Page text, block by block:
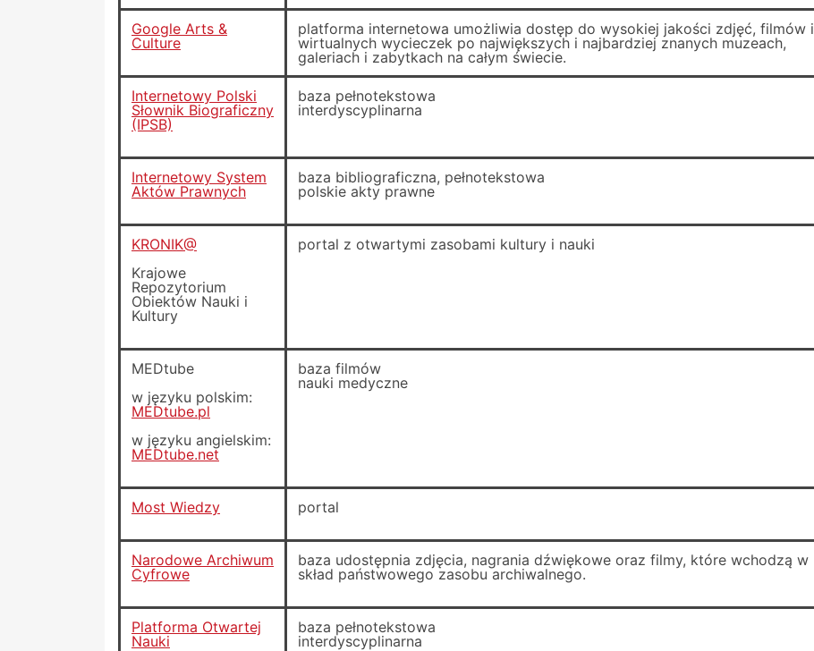
Google Arts &
Culture
platforma internetowa umożliwia dostęp do wysokiej jakości zdjęć, filmów i
wirtualnych wycieczek po największych i najbardziej znanych muzeach,
galeriach i zabytkach na całym świecie.
Internetowy Polski
Słownik Biograficzny
(IPSB)
baza pełnotekstowa
interdyscyplinarna
Internetowy System
Aktów Prawnych
baza bibliograficzna, pełnotekstowa
polskie akty prawne
KRONIK@
Krajowe
Repozytorium
Obiektów Nauki i
Kultury
portal z otwartymi zasobami kultury i nauki
MEDtube
w języku polskim:
MEDtube.pl
w języku angielskim:
MEDtube.net
baza filmów
nauki medyczne
Most Wiedzy portal
Narodowe Archiwum
Cyfrowe
baza udostępnia zdjęcia, nagrania dźwiękowe oraz filmy, które wchodzą w
skład państwowego zasobu archiwalnego.
Platforma Otwartej
Nauki
baza pełnotekstowa
interdyscyplinarna